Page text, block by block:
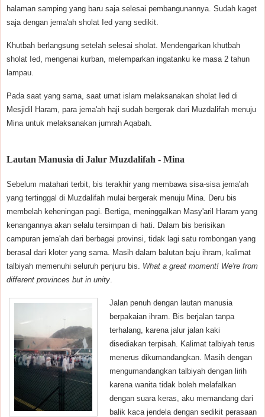
halaman samping yang baru saja selesai pembangunannya. Sudah kaget
saja dengan jema'ah sholat Ied yang sedikit.
Khutbah berlangsung setelah selesai sholat. Mendengarkan khutbah
sholat Ied, mengenai kurban, melemparkan ingatanku ke masa 2 tahun
lampau.
Pada saat yang sama, saat umat islam melaksanakan sholat Ied di
Mesjidil Haram, para jema'ah haji sudah bergerak dari Muzdalifah menuju
Mina untuk melaksanakan jumrah Aqabah.
Lautan Manusia di Jalur Muzdalifah - Mina
Sebelum matahari terbit, bis terakhir yang membawa sisa-sisa jema'ah
yang tertinggal di Muzdalifah mulai bergerak menuju Mina. Deru bis
membelah keheningan pagi. Bertiga, meninggalkan Masy'aril Haram yang
kenangannya akan selalu tersimpan di hati. Dalam bis berisikan
campuran jema'ah dari berbagai provinsi, tidak lagi satu rombongan yang
berasal dari kloter yang sama. Masih dalam balutan baju ihram, kalimat
talbiyah memenuhi seluruh penjuru bis. What a great moment! We're from
different provinces but in unity
Jalan penuh dengan lautan manusia
berpakaian ihram. Bis berjalan tanpa
terhalang, karena jalur jalan kaki
disediakan terpisah. Kalimat talbiyah terus
menerus dikumandangkan. Masih dengan
mengumandangkan talbiyah dengan lirih
karena wanita tidak boleh melafalkan
dengan suara keras, aku memandang dari
balik kaca jendela dengan sedikit perasaan